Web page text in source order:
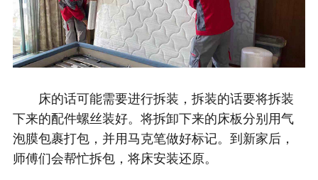
床的话可能需要进行拆装，拆装的话要将拆装
下来的配件螺丝装好。将拆卸下来的床板分别用气
泡膜包裹打包，并用马克笔做好标记。到新家后，
师傅们会帮忙拆包，将床安装还原。